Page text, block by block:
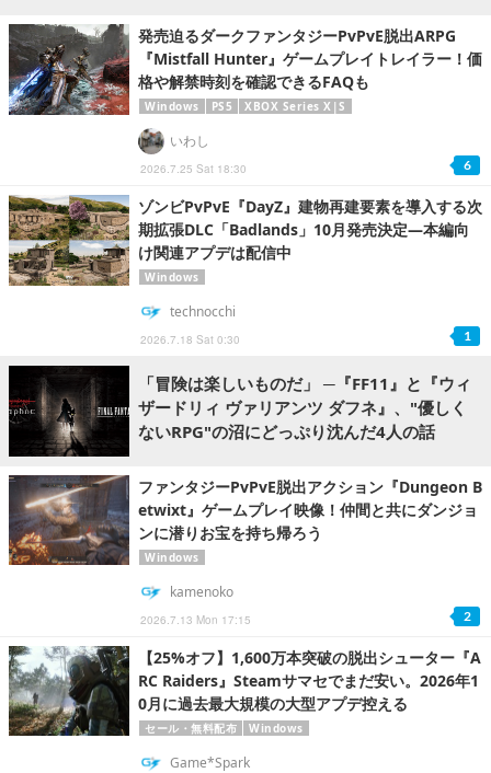
発売迫るダークファンタジーPvPvE脱出ARPG
『Mistfall Hunter』ゲームプレイトレイラー！価
格や解禁時刻を確認できるFAQも
Windows PS5 XBOX Series X|S
2026.7.25 Sat 18:30
いわし
6
ゾンビPvPvE『DayZ』建物再建要素を導入する次
期拡張DLC「Badlands」10月発売決定―本編向
け関連アプデは配信中
Windows
2026.7.18 Sat 0:30
technocchi
1
「冒険は楽しいものだ」 ─『FF11』と『ウィ
ザードリィ ヴァリアンツ ダフネ』、"優しく
ないRPG"の沼にどっぷり沈んだ4人の話
ファンタジーPvPvE脱出アクション『Dungeon B
etwixt』ゲームプレイ映像！仲間と共にダンジョ
ンに潜りお宝を持ち帰ろう
Windows
2026.7.13 Mon 17:15
kamenoko
2
【25%オフ】1,600万本突破の脱出シューター『A
RC Raiders』Steamサマセでまだ安い。2026年1
0月に過去最大規模の大型アプデ控える
セール・無料配布 Windows
Game*Spark